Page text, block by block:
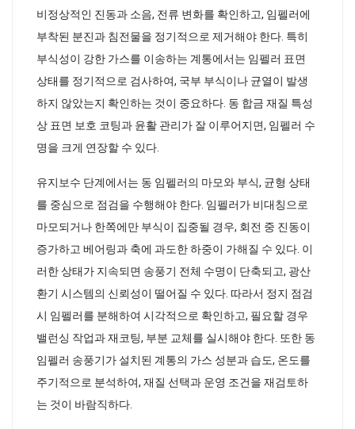
비정상적인 진동과 소음, 전류 변화를 확인하고, 임펠러에
부착된 분진과 침전물을 정기적으로 제거해야 한다. 특히
부식성이 강한 가스를 이송하는 계통에서는 임펠러 표면
상태를 정기적으로 검사하여, 국부 부식이나 균열이 발생
하지 않았는지 확인하는 것이 중요하다. 동 합금 재질 특성
상 표면 보호 코팅과 윤활 관리가 잘 이루어지면, 임펠러 수
명을 크게 연장할 수 있다.
유지보수 단계에서는 동 임펠러의 마모와 부식, 균형 상태
를 중심으로 점검을 수행해야 한다. 임펠러가 비대칭으로
마모되거나 한쪽에만 부식이 집중될 경우, 회전 중 진동이
증가하고 베어링과 축에 과도한 하중이 가해질 수 있다. 이
러한 상태가 지속되면 송풍기 전체 수명이 단축되고, 광산
환기 시스템의 신뢰성이 떨어질 수 있다. 따라서 정지 점검
시 임펠러를 분해하여 시각적으로 확인하고, 필요할 경우
밸런싱 작업과 재코팅, 부분 교체를 실시해야 한다. 또한 동
임펠러 송풍기가 설치된 계통의 가스 성분과 습도, 온도를
주기적으로 분석하여, 재질 선택과 운영 조건을 재검토하
는 것이 바람직하다.